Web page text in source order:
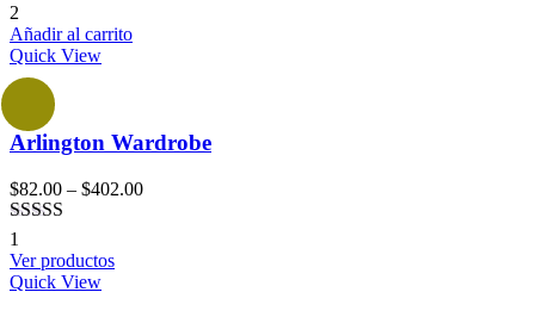
Valorado en
4.50de 5
2
Añadir al carrito
Quick View
Arlington Wardrobe
$82.00 – $402.00
Valorado
en4.00de
5
1
Ver productos
Quick View